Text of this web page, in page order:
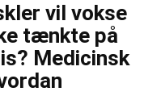
vil vokse
tænkte på
Medicinsk